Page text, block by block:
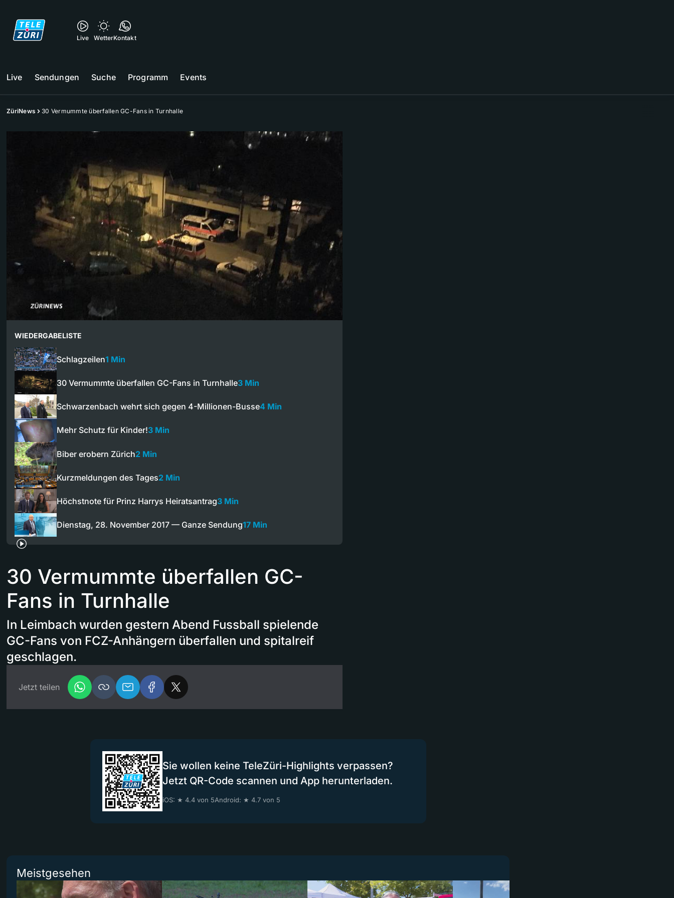
Live WetterKontakt
Live Sendungen Suche Programm Events
ZüriNews 30 Vermummte überfallen GC-Fans in Turnhalle
WIEDERGABELISTE
Schlagzeilen1 Min
30 Vermummte überfallen GC-Fans in Turnhalle3 Min
Schwarzenbach wehrt sich gegen 4-Millionen-Busse4 Min
Mehr Schutz für Kinder!3 Min
Biber erobern Zürich2 Min
Kurzmeldungen des Tages2 Min
Höchstnote für Prinz Harrys Heiratsantrag3 Min
Dienstag, 28. November 2017 — Ganze Sendung17 Min
30 Vermummte überfallen GC-
Fans in Turnhalle
In Leimbach wurden gestern Abend Fussball spielende
GC-Fans von FCZ-Anhängern überfallen und spitalreif
geschlagen.
Jetzt teilen
Sie wollen keine TeleZüri-Highlights verpassen?
Jetzt QR-Code scannen und App herunterladen.
iOS: ★ 4.4 von 5Android: ★ 4.7 von 5
Meistgesehen